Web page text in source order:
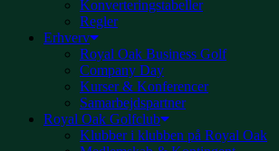
Konverteringstabeller
Regler
Erhverv
Royal Oak Business Golf
Company Day
Kurser & Konferencer
Samarbejdspartner
Royal Oak Golfclub
Klubber i klubben på Royal Oak